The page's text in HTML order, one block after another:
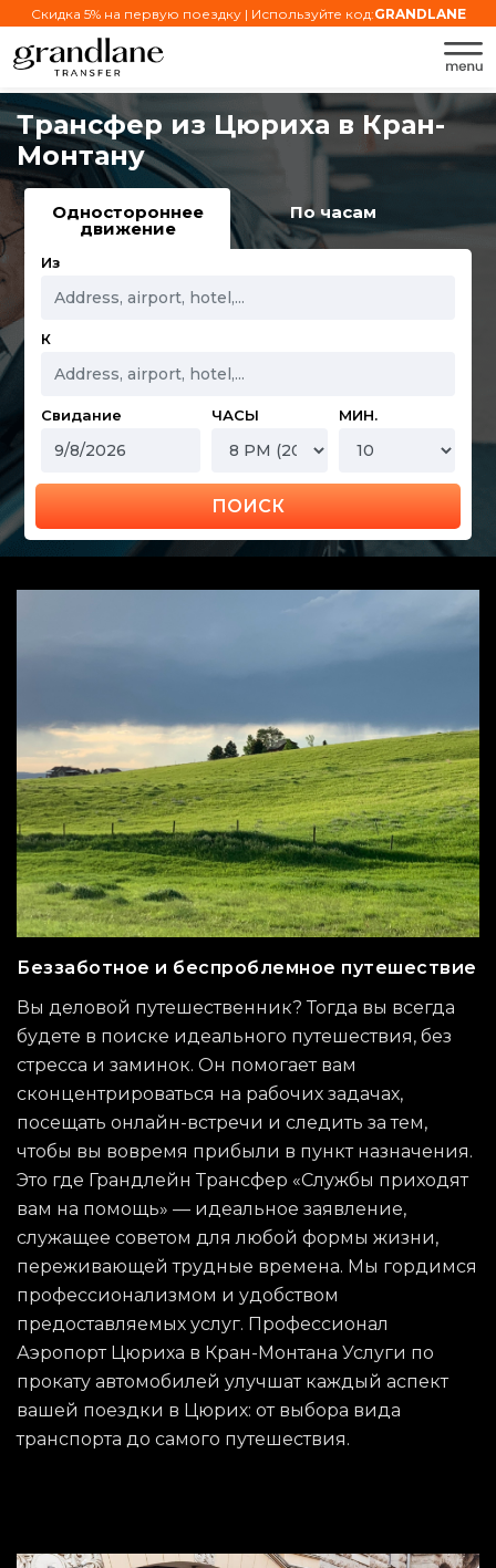
Скидка 5% на первую поездку | Используйте код:GRANDLANE
Трансфер из Цюриха в Кран-
Монтану
Одностороннее
движение
По часам
Из
К
Свидание ЧАСЫ МИН.
ПОИСК
Беззаботное и беспроблемное путешествие
Вы деловой путешественник? Тогда вы всегда
будете в поиске идеального путешествия, без
стресса и заминок. Он помогает вам
сконцентрироваться на рабочих задачах,
посещать онлайн-встречи и следить за тем,
чтобы вы вовремя прибыли в пункт назначения.
Это где Грандлейн Трансфер «Службы приходят
вам на помощь» — идеальное заявление,
служащее советом для любой формы жизни,
переживающей трудные времена. Мы гордимся
профессионализмом и удобством
предоставляемых услуг. Профессионал
Аэропорт Цюриха в Кран-Монтана Услуги по
прокату автомобилей улучшат каждый аспект
вашей поездки в Цюрих: от выбора вида
транспорта до самого путешествия.